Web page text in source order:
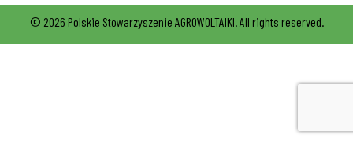
© 2026 Polskie Stowarzyszenie AGROWOLTAIKI. All rights reserved.